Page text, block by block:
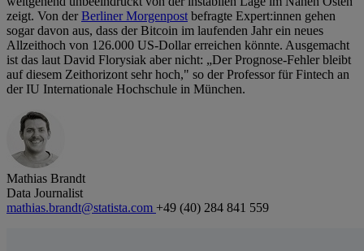
zeigt. Von derBerliner Morgenpostbefragte Expert:innen gehen
sogar davon aus, dass der Bitcoin im laufenden Jahr ein neues
Allzeithoch von 126.000 US-Dollar erreichen könnte. Ausgemacht
ist das laut David Florysiak aber nicht: „Der Prognose-Fehler bleibt
auf diesem Zeithorizont sehr hoch," so der Professor für Fintech an
der IU Internationale Hochschule in München.
Mathias Brandt
Data Journalist
mathias.brandt@statista.com +49 (40) 284 841 559